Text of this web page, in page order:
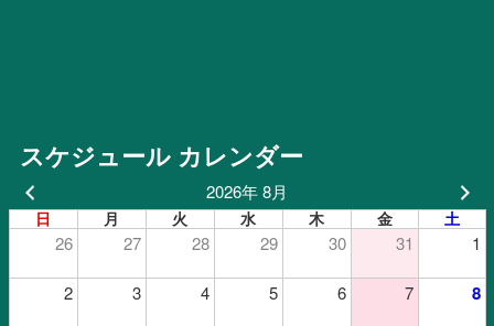
スケジュール カレンダー
2026年 8月
日 月 火 水 木 金 土
26 27 28 29 30 31 1
2 3 4 5 6 7 8